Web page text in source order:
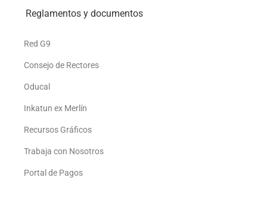
Reglamentos y documentos
Red G9
Consejo de Rectores
Oducal
Inkatun ex Merlín
Recursos Gráficos
Trabaja con Nosotros
Portal de Pagos